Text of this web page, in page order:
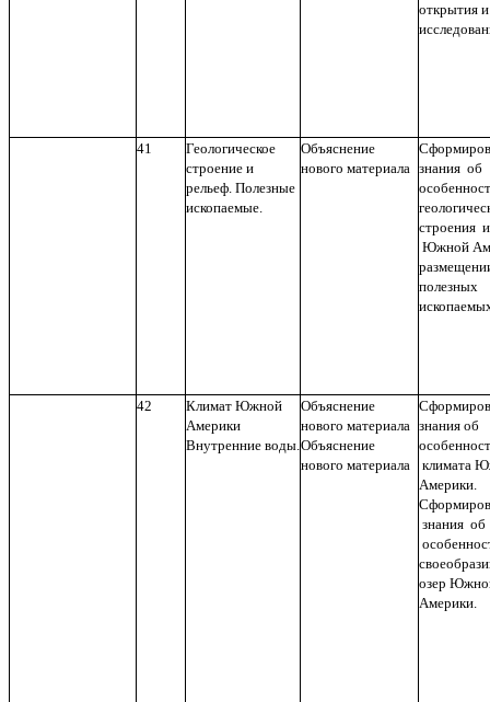
открытия и
41
Геологическое
строение и
рельеф. Полезные
ископаемые.
Объяснение
нового материала знания об
строения
Южной
полезных
42
Климат Южной
Америки
Внутренние воды.
Объяснение
нового материала
Объяснение
нового материала
знания об
климата
Америки.
знания об
озер
Америки.